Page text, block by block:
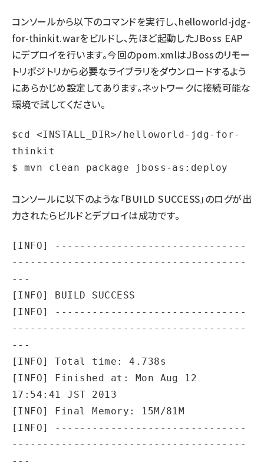
コンソールから以下のコマンドを実行し、helloworld-jdg-
for-thinkit.warをビルドし、先ほど起動したJBoss EAP
にデプロイを行います。今回のpom.xmlはJBossのリモー
トリポジトリから必要なライブラリをダウンロードするよう
にあらかじめ設定してあります。ネットワークに接続可能な
環境で試してください。
$cd <INSTALL_DIR>/helloworld-jdg-for-
thinkit
コンソールに以下のような「BUILD SUCCESS」のログが出
力されたらビルドとデプロイは成功です。
[INFO] -------------------------------
--------------------------------------
---
[INFO] BUILD SUCCESS
[INFO] -------------------------------
--------------------------------------
---
[INFO] Total time: 4.738s
[INFO] Finished at: Mon Aug 12
17:54:41 JST 2013
[INFO] Final Memory: 15M/81M
[INFO] -------------------------------
--------------------------------------